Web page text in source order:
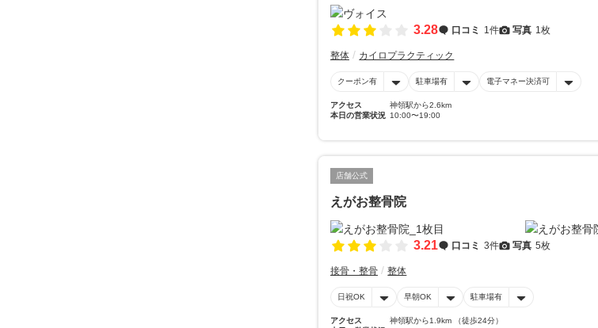
3.28 口コミ 1件 写真 1枚
整体 カイロプラクティック
クーポン有 駐車場有 電子マネー決済可
アクセス
神領駅から2.6km
本日の営業状況 10:00〜19:00
店舗公式
えがお整骨院
3.21 口コミ 3件 写真 5枚
接骨・整骨 整体
日祝OK 早朝OK 駐車場有
アクセス
神領駅から1.9km （徒歩24分）